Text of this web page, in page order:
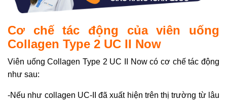
Cơ chế tác động của viên uống
Collagen Type 2 UC II Now
Viên uống Collagen Type 2 UC II Now có cơ chế tác động
như sau:
-Nếu như collagen UC-II đã xuất hiện trên thị trường từ lâu